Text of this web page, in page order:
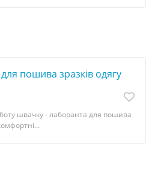
пошива зразків одягу
швачку - лаборанта для пошива